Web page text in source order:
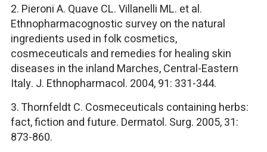
2. Pieroni A. Quave CL. Villanelli ML. et al.
Ethnopharmacognostic survey on the natural
ingredients used in folk cosmetics,
cosmeceuticals and remedies for healing skin
diseases in the inland Marches, Central-Eastern
Italy. J. Ethnopharmacol. 2004, 91: 331-344.
3. Thornfeldt C. Cosmeceuticals containing herbs:
fact, fiction and future. Dermatol. Surg. 2005, 31:
873-860.